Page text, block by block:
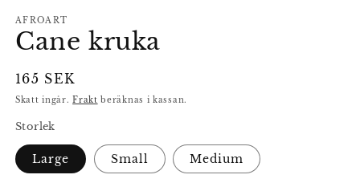
1
i
modalfönster
AFROART
Cane kruka
Ordinarie
pris
165 SEK
Skatt ingår.Frakt beräknas i kassan.
Storlek
Large Small Medium